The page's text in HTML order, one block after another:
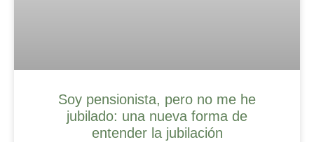
Soy pensionista, pero no me he
jubilado: una nueva forma de
entender la jubilación